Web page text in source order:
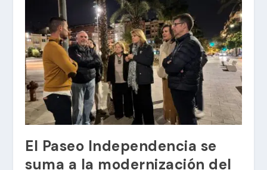
El Paseo Independencia se
suma a la modernización del